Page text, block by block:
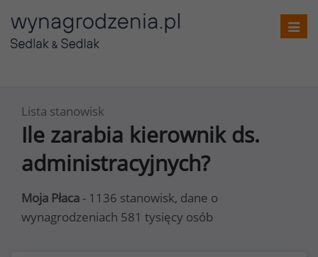
Lista stanowisk
Ile zarabia kierownik ds.
administracyjnych?
Moja Płaca - 1136 stanowisk, dane o
wynagrodzeniach 581 tysięcy osób